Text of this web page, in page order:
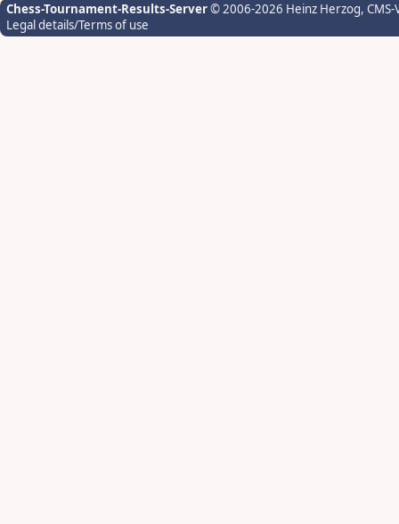
Chess-Tournament-Results-Server© 2006-2026 Heinz Herzog,
Legal details/Terms of use